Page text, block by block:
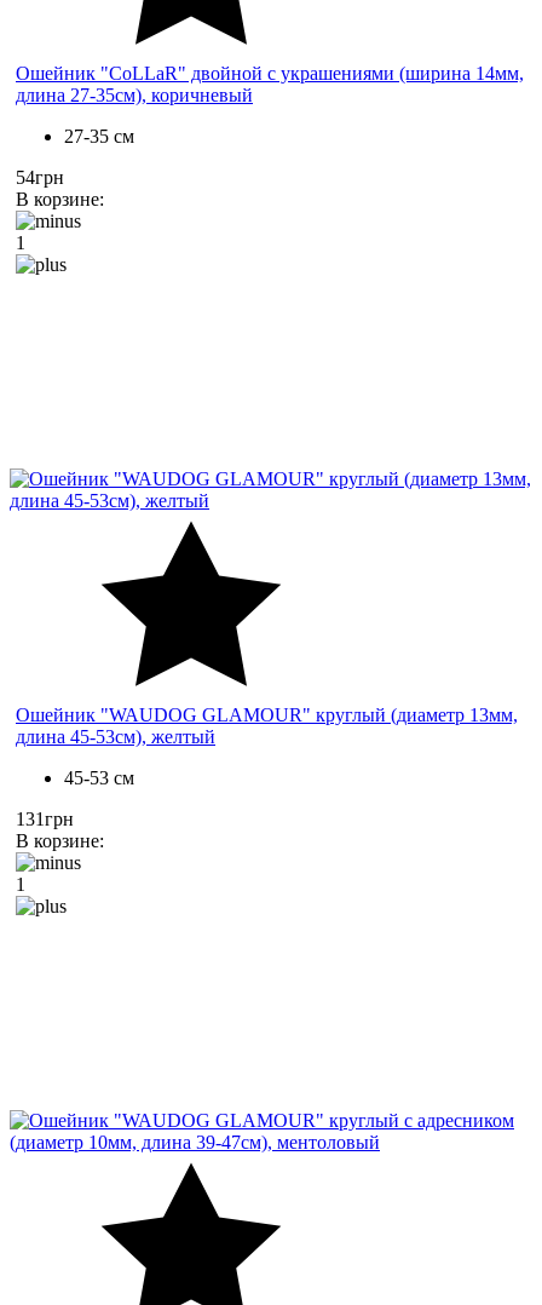
Ошейник "CoLLaR" двойной с украшениями (ширина 14мм,
длина 27-35см), коричневый
27-35 см
54грн
В корзине:
1
Ошейник "WAUDOG GLAMOUR" круглый (диаметр 13мм,
длина 45-53см), желтый
45-53 см
131грн
В корзине:
1